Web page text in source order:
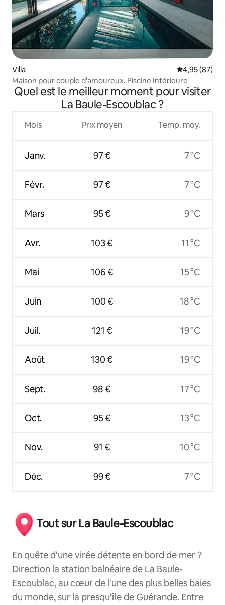
Villa Évaluation
4,95 (87)
Maison pour couple d'amoureux. Piscine Intérieure
Quel est le meilleur moment pour visiter
La Baule-Escoublac ?
Mois
Janv.
Févr.
Mars
Avr.
Mai
Juin
Juil.
Août
Sept.
Oct.
Nov.
Déc.
Prix moyen
97 €
97 €
95 €
103 €
106 €
100 €
121 €
130 €
98 €
95 €
91 €
99 €
Temp. moy.
7 °C
7 °C
9 °C
11 °C
15 °C
18 °C
19 °C
19 °C
17 °C
13 °C
10 °C
7 °C
Tout sur La Baule-Escoublac
En quête d'une virée détente en bord de mer ?
Direction la station balnéaire de La Baule-
Escoublac, au cœur de l'une des plus belles baies
du monde, sur la presqu'île de Guérande. Entre